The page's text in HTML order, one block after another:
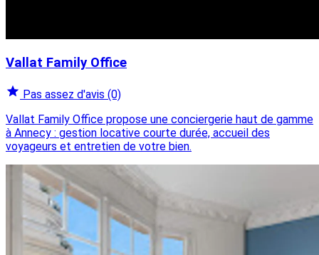
Vallat Family Office
Pas assez d'avis (0)
Vallat Family Office propose une conciergerie haut de gamme
à Annecy : gestion locative courte durée, accueil des
voyageurs et entretien de votre bien.